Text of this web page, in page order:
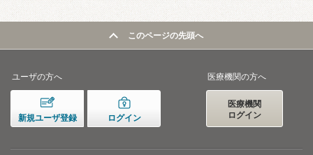
このページの先頭へ
ユーザの方へ
新規ユーザ登録 ログイン
医療機関の方へ
医療機関
ログイン